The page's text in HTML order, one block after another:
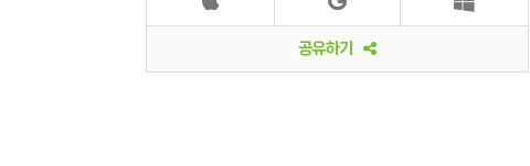
공유하기